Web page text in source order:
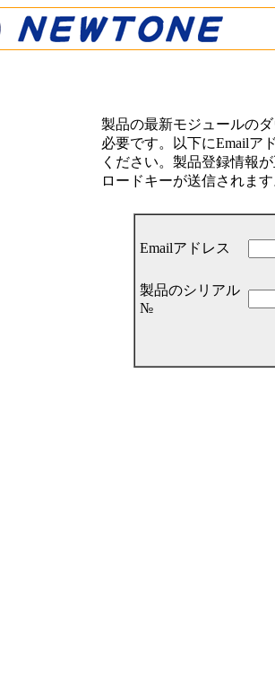
製品の最新モジュールの
必要です。以下にEmailア
ください。製品登録情報
ロードキーが送信されま
Emailアドレス
製品のシリアル
№